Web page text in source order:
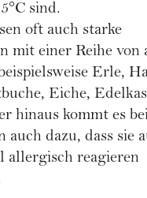
sind.
oft auch starke
mit einer Reihe von
Erle,
Eiche,
hinaus kommt es
dazu, dass sie
allergisch reagieren